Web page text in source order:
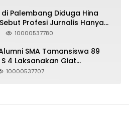
di Palembang Diduga Hina
Profesi Jurnalis Hanya
Bensin, Berujung Dugaan
10000537780
SMA Tamansiswa 89
4 Laksanakan Giat
10000537707